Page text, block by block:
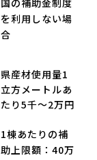
を利用しない場
合
県産材使用量1
立方メートルあ
たり5千～2万円
1棟あたりの補
助上限額：40万